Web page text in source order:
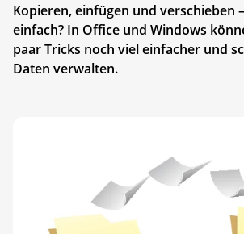
Kopieren, einfügen und verschieben
einfach? In Office und Windows
paar Tricks noch viel einfacher und
Daten verwalten.